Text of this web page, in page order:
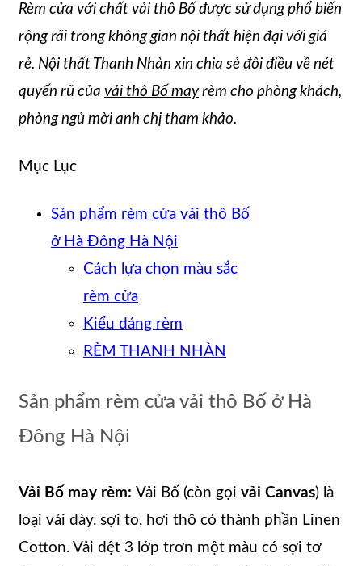
Rèm cửa với chất vải thô Bố được sử dụng phổ biến
rộng rãi trong không gian nội thất hiện đại với giá
rẻ. Nội thất Thanh Nhàn xin chia sẻ đôi điều về nét
quyến rũ của vải thô Bố mayrèm cho phòng khách,
phòng ngủ mời anh chị tham khảo.
Mục Lục
Sản phẩm rèm cửa vải thô Bố
ở Hà Đông Hà Nội
Cách lựa chọn màu sắc
rèm cửa
Kiểu dáng rèm
RÈM THANH NHÀN
Sản phẩm rèm cửa vải thô Bố ở Hà
Đông Hà Nội
Vải Bố may rèm: Vải Bố (còn gọi vải Canvas) là
loại vải dày. sợi to, hơi thô có thành phần Linen
Cotton. Vải dệt 3 lớp trơn một màu có sợi tơ